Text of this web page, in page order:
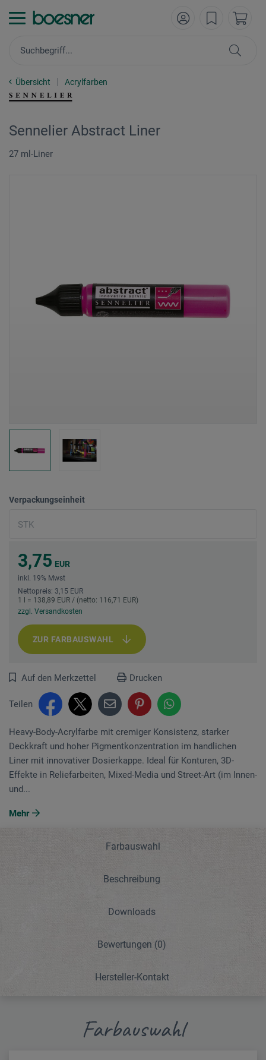
Übersicht Acrylfarben
Sennelier Abstract Liner
27 ml-Liner
Verpackungseinheit
3,75 EUR
inkl. 19% Mwst
Nettopreis: 3,15 EUR
1 l = 138,89 EUR / (netto: 116,71 EUR)
zzgl. Versandkosten
ZUR FARBAUSWAHL
Auf den Merkzettel Drucken
Teilen
Heavy-Body-Acrylfarbe mit cremiger Konsistenz, starker
Deckkraft und hoher Pigmentkonzentration im handlichen
Liner mit innovativer Dosierkappe. Ideal für Konturen, 3D-
Effekte in Reliefarbeiten, Mixed-Media und Street-Art (im Innen-
und...
Mehr
Farbauswahl
Beschreibung
Downloads
Bewertungen (0)
Hersteller-Kontakt
Farbauswahl